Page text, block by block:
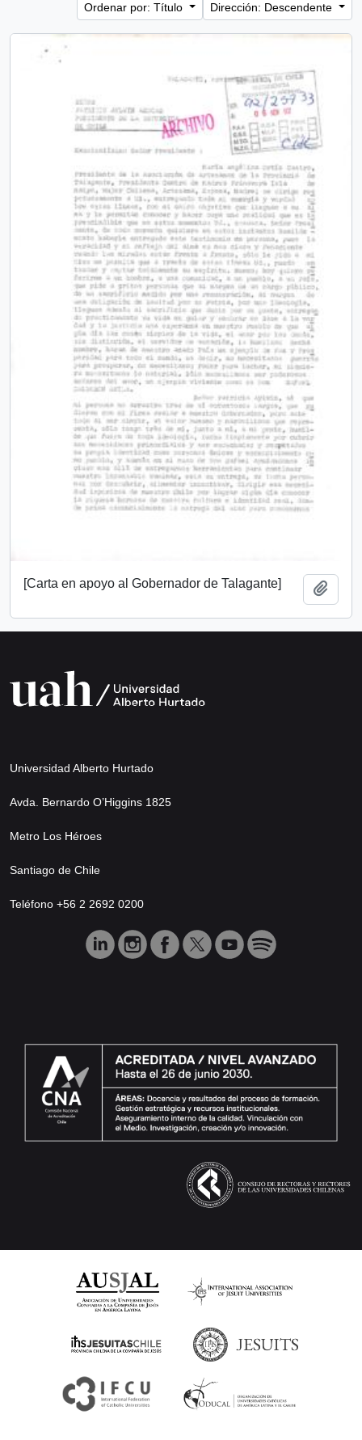
Ordenar por: Título
Dirección: Descendente
[Carta en apoyo al Gobernador de Talagante]
Universidad Alberto Hurtado
Avda. Bernardo O’Higgins 1825
Metro Los Héroes
Santiago de Chile
Teléfono +56 2 2692 0200